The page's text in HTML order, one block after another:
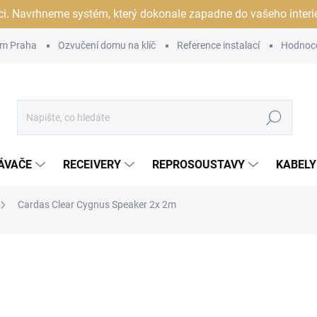
Navrhneme systém, který dokonale zapadne do vašeho
Praha Ozvučení domu na klíč Reference instalací
Hledat
RECEIVERY REPROSOUSTAVY
Cardas Clear Cygnus Speaker 2x 2m